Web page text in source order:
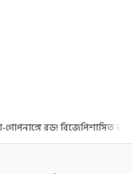
নাবালিকার নৃশংস পরিণতি